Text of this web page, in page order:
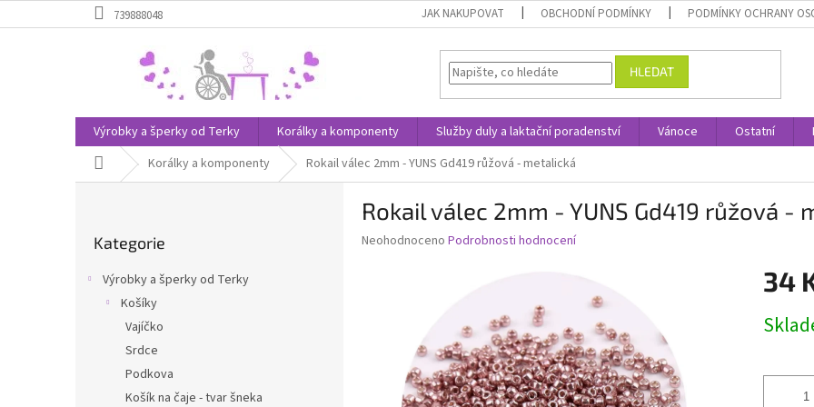
na
739888048 JAK NAKUPOVAT OBCHODNÍ PODMÍNKY PODMÍNKY OCHRANY
HLEDAT
Výrobky a šperky od Terky Korálky a komponenty Služby duly a laktační poradenství Vánoce Ostatní
Domů Korálky a komponenty Rokail válec 2mm - YUNS Gd419 růžová - metalická
kategorie
Kategorie
Výrobky a šperky od Terky
Košíky
Vajíčko
Srdce
Podkova
Košík na čaje - tvar šneka
Rokail válec 2mm - YUNS Gd419 růžová -
Průměrné
hvězdiček.
Neohodnoceno Podrobnosti hodnocení
34
cena: